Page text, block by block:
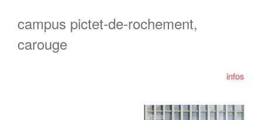
campus pictet-de-rochement,
carouge
infos